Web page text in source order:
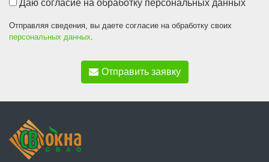
Даю согласие на обработку персональных данных
Отправляя сведения, вы даете согласие на обработку своих
персональных данных.
Отправить заявку